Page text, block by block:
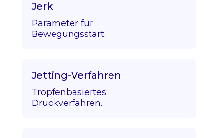
Jerk
Parameter für
Bewegungsstart.
Jetting-Verfahren
Tropfenbasiertes
Druckverfahren.